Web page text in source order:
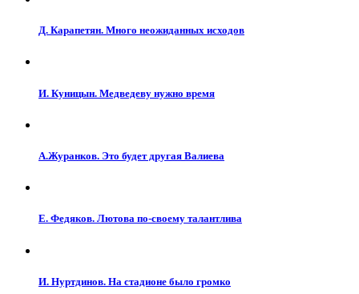
Д. Карапетян. Много неожиданных исходов
И. Куницын. Медведеву нужно время
А.Журанков. Это будет другая Валиева
Е. Федяков. Лютова по-своему талантлива
И. Нуртдинов. На стадионе было громко